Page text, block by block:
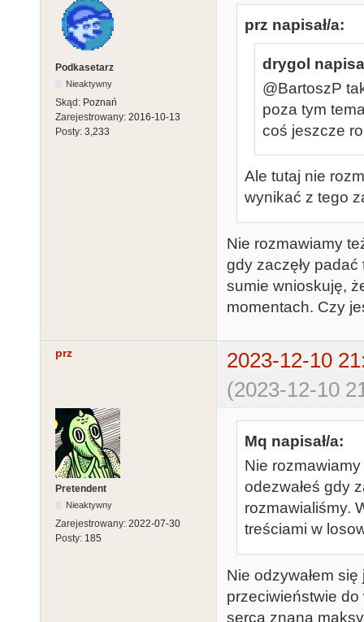
Podkasetarz
Nieaktywny
Skąd: Poznań
Zarejestrowany: 2016-10-13
Posty: 3,233
prz napisał/a:
drygol
@BartoszP
poza tym
coś jeszcze
Ale tutaj nie
wynikać z tego
Nie rozmawiamy
gdy zaczęły
sumie wnioskuję,
momentach. Czy
prz
2023-12-10
(2023-12-10
Pretendent
Nieaktywny
Zarejestrowany: 2022-07-30
Posty: 185
Mq napisał/a:
Nie
odezwałeś gdy
rozmawialiśmy.
treściami w
Nie odzywałem
przeciwieństwie
serca znaną